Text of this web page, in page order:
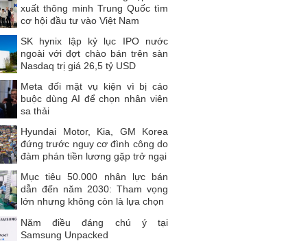
xuất thông minh Trung Quốc tìm
cơ hội đầu tư vào Việt Nam
SK hynix lập kỷ lục IPO nước
ngoài với đợt chào bán trên sàn
Nasdaq trị giá 26,5 tỷ USD
Meta đối mặt vụ kiện vì bị cáo
buộc dùng AI để chọn nhân viên
sa thải
Hyundai Motor, Kia, GM Korea
đứng trước nguy cơ đình công do
đàm phán tiền lương gặp trở ngại
Mục tiêu 50.000 nhân lực bán
dẫn đến năm 2030: Tham vọng
lớn nhưng không còn là lựa chọn
Năm điều đáng chú ý tại
Samsung Unpacked